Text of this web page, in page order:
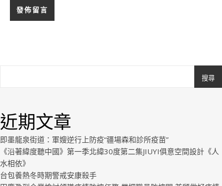
搜尋
近期文章
即墨龍泉街道：軍嫂逆行上防疫“疆場森和診所疫苗”
《沿著緯度聽中國》第一季北緯30度第二集JIUYI俱意空間設計《人
水相依》
台包養熱冬時期警戒安康殺手
Royal.